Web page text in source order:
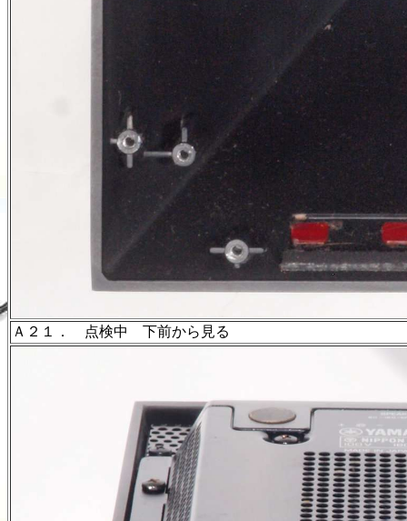
Ａ２１． 点検中 下前から見る